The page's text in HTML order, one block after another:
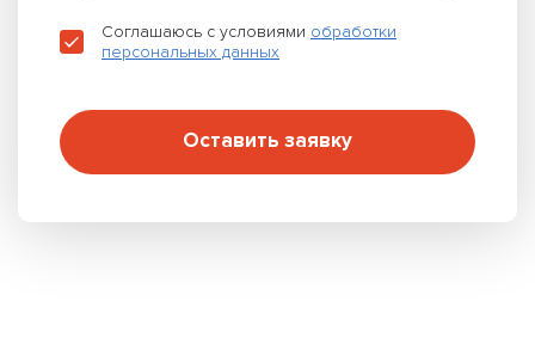
Соглашаюсь с условиями обработки
персональных данных
Оставить заявку